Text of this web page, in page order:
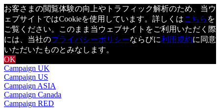
お客さまの閲覧体験の向上やトラフィック解析のため、当ウ
ェブサイトではCookieを使用しています。詳しくはこちら を
ご覧ください。このまま当ウェブサイトをご利用いただく際
には、当社のプライバシーポリシーならびに利用規約に同意
いただいたものとみなします。
OK
Campaign UK
Campaign US
Campaign ASIA
Campaign Canada
Campaign RED